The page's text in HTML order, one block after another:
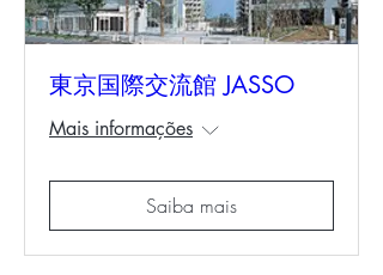
東京国際交流館 JASSO
Mais informações
Saiba mais